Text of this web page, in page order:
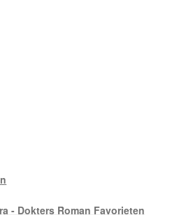
- Dokters Roman Favorieten